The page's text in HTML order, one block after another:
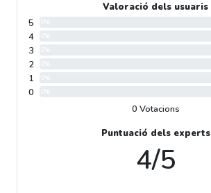
Valoració dels usuaris
5
4
3
2
1
0
0 Votacions
Puntuació dels experts
4/5